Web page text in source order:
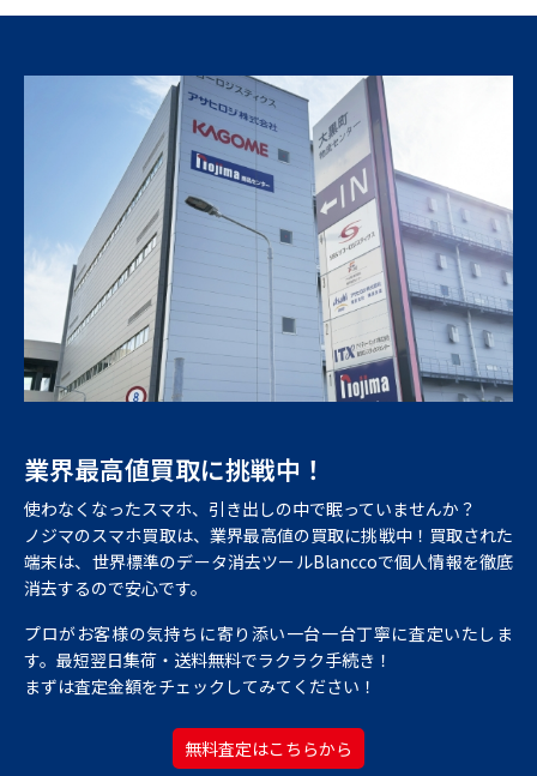
業界最高値買取に挑戦中！
使わなくなったスマホ、引き出しの中で眠っていませんか？
ノジマのスマホ買取は、業界最高値の買取に挑戦中！買取された
端末は、世界標準のデータ消去ツールBlanccoで個人情報を徹底
消去するので安心です。
プロがお客様の気持ちに寄り添い一台一台丁寧に査定いたしま
す。最短翌日集荷・送料無料でラクラク手続き！
まずは査定金額をチェックしてみてください！
無料査定はこちらから